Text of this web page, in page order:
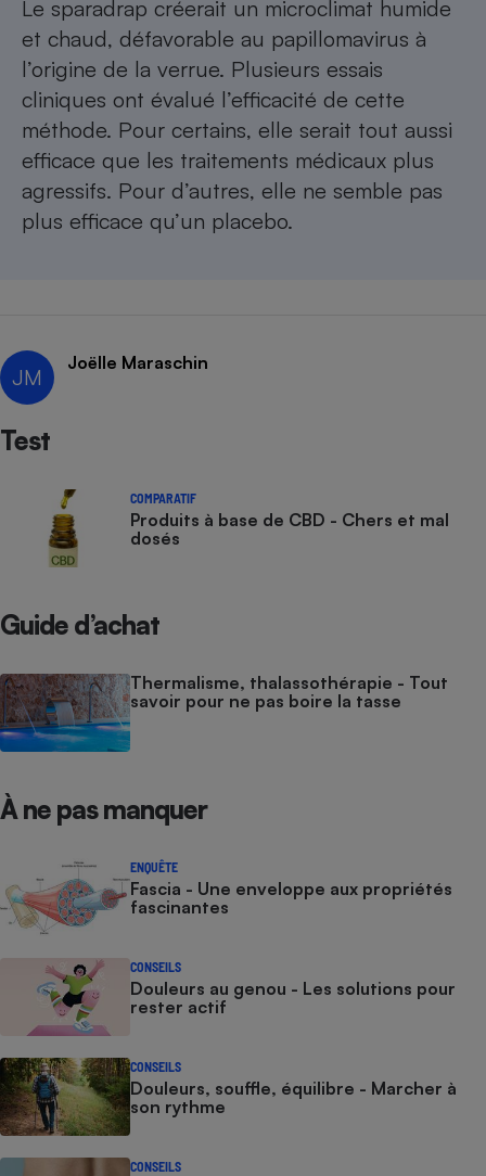
Le sparadrap créerait un microclimat humide
et chaud, défavorable au papillomavirus à
l’origine de la verrue. Plusieurs essais
cliniques ont évalué l’efficacité de cette
méthode. Pour certains, elle serait tout aussi
efficace que les traitements médicaux plus
agressifs. Pour d’autres, elle ne semble pas
plus efficace qu’un placebo.
JM
Joëlle Maraschin
Test
COMPARATIF
Produits à base de CBD - Chers et mal
dosés
Guide d’achat
Thermalisme, thalassothérapie - Tout
savoir pour ne pas boire la tasse
À ne pas manquer
ENQUÊTE
Fascia - Une enveloppe aux propriétés
fascinantes
CONSEILS
Douleurs au genou - Les solutions pour
rester actif
CONSEILS
Douleurs, souffle, équilibre - Marcher à
son rythme
CONSEILS